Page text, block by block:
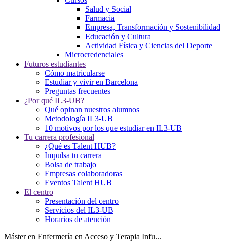
Salud y Social
Farmacia
Empresa, Transformación y Sostenibilidad
Educación y Cultura
Actividad Física y Ciencias del Deporte
Microcredenciales
Futuros estudiantes
Cómo matricularse
Estudiar y vivir en Barcelona
Preguntas frecuentes
¿Por qué IL3-UB?
Qué opinan nuestros alumnos
Metodología IL3-UB
10 motivos por los que estudiar en IL3-UB
Tu carrera profesional
¿Qué es Talent HUB?
Impulsa tu carrera
Bolsa de trabajo
Empresas colaboradoras
Eventos Talent HUB
El centro
Presentación del centro
Servicios del IL3-UB
Horarios de atención
Máster en Enfermería en Acceso y Terapia Infu...